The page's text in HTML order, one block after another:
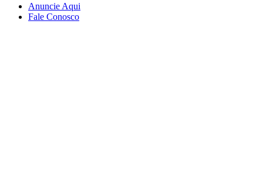
Anuncie Aqui
Fale Conosco